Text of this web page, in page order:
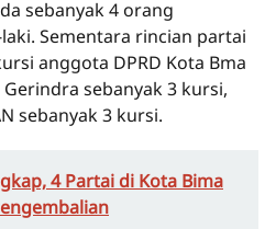
sebanyak 4 orang
Sementara rincian partai
anggota DPRD Kota Bma
sebanyak 3 kursi,
sebanyak 3 kursi.
4 Partai di Kota Bima